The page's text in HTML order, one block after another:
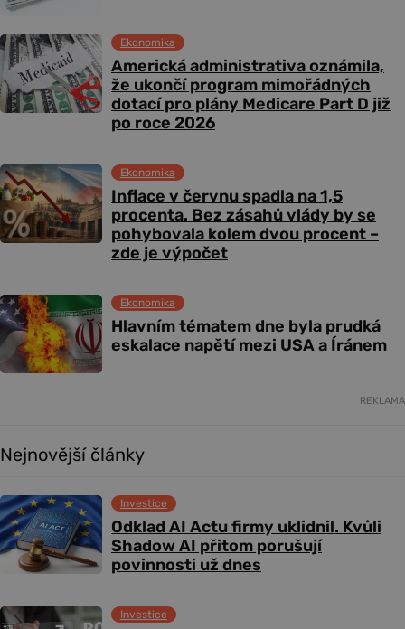
Americká administrativa oznámila,
že ukončí program mimořádných
dotací pro plány Medicare Part D již
po roce 2026
Ekonomika
Inflace v červnu spadla na 1,5
procenta. Bez zásahů vlády by se
pohybovala kolem dvou procent –
zde je výpočet
Ekonomika
Hlavním tématem dne byla prudká
eskalace napětí mezi USA a Íránem
Ekonomika
REKLAMA
Nejnovější články
Odklad AI Actu firmy uklidnil. Kvůli
Shadow AI přitom porušují
povinnosti už dnes
Investice
Investice